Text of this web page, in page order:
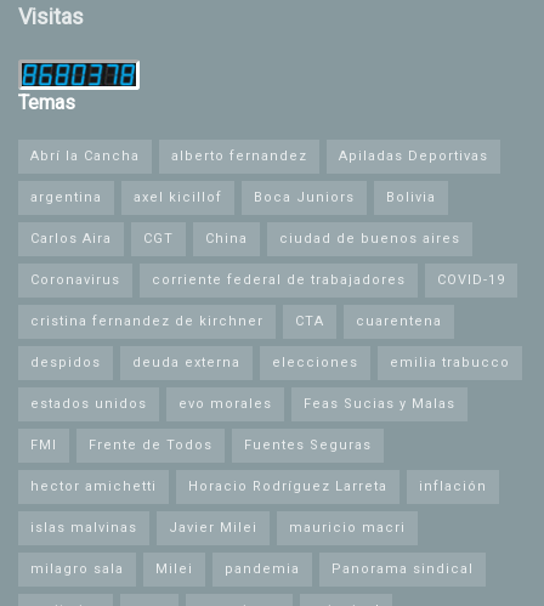
Visitas
Temas
Abrí la Cancha alberto fernandez Apiladas Deportivas
argentina axel kicillof Boca Juniors Bolivia
Carlos Aira CGT China ciudad de buenos aires
Coronavirus corriente federal de trabajadores COVID-19
cristina fernandez de kirchner CTA cuarentena
despidos deuda externa elecciones emilia trabucco
estados unidos evo morales Feas Sucias y Malas
FMI Frente de Todos Fuentes Seguras
hector amichetti Horacio Rodríguez Larreta inflación
islas malvinas Javier Milei mauricio macri
milagro sala Milei pandemia Panorama sindical